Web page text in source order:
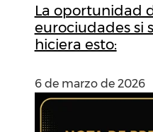
La oportunidad
eurociudades si
hiciera esto:
6 de marzo de 2026